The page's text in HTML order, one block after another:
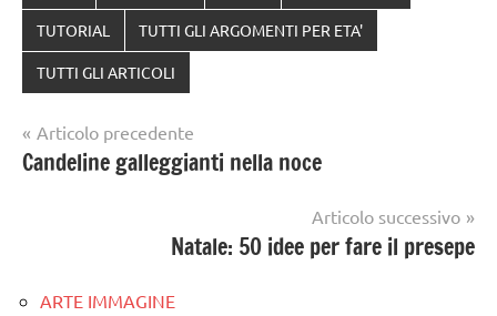
TUTORIAL TUTTI GLI ARGOMENTI PER ETA'
TUTTI GLI ARTICOLI
Navigazione
articoli
Articolo precedente
Candeline galleggianti nella noce
Articolo successivo
Natale: 50 idee per fare il presepe
ARTE IMMAGINE